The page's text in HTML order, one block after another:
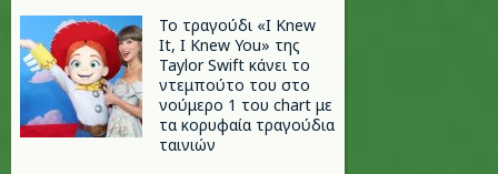
Το τραγούδι «I Knew
It, I Knew You» της
Taylor Swift κάνει το
ντεμπούτο του στο
νούμερο 1 του chart με
τα κορυφαία τραγούδια
ταινιών